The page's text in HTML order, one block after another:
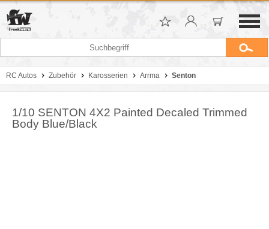
RC Autos Zubehör Karosserien Arrma Senton
1/10 SENTON 4X2 Painted Decaled Trimmed
Body Blue/Black